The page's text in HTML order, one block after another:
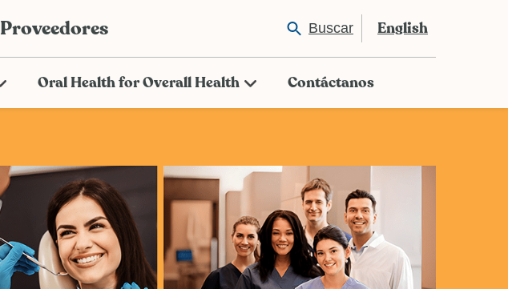
Proveedores Buscar English
Oral Health for Overall Health Contáctanos